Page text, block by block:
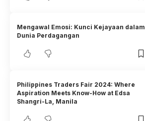
Mengawal Emosi: Kunci Kejayaan dalam
Dunia Perdagangan
Philippines Traders Fair 2024: Where
Aspiration Meets Know-How at Edsa
Shangri-La, Manila